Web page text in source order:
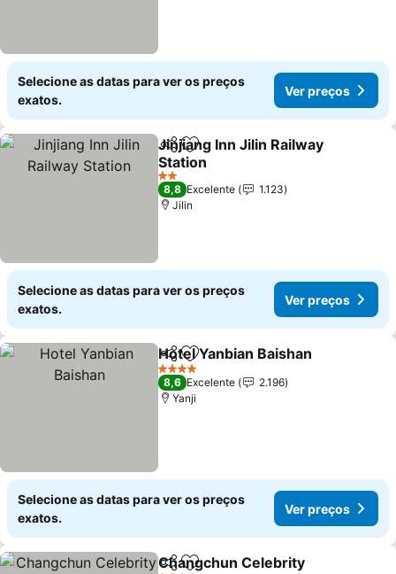
Selecione as datas para ver os preços
exatos.
Ver preços
PartilharAdicionar aos favoritos
Jinjiang Inn Jilin Railway
Station
2 Estrelas
8,8 Excelente
1.123
Jilin
Selecione as datas para ver os preços
exatos.
Ver preços
PartilharAdicionar aos favoritos
Hotel Yanbian Baishan
4 Estrelas
8,6 Excelente
2.196
Yanji
Selecione as datas para ver os preços
exatos.
Ver preços
Partilhar
Changchun Celebrity